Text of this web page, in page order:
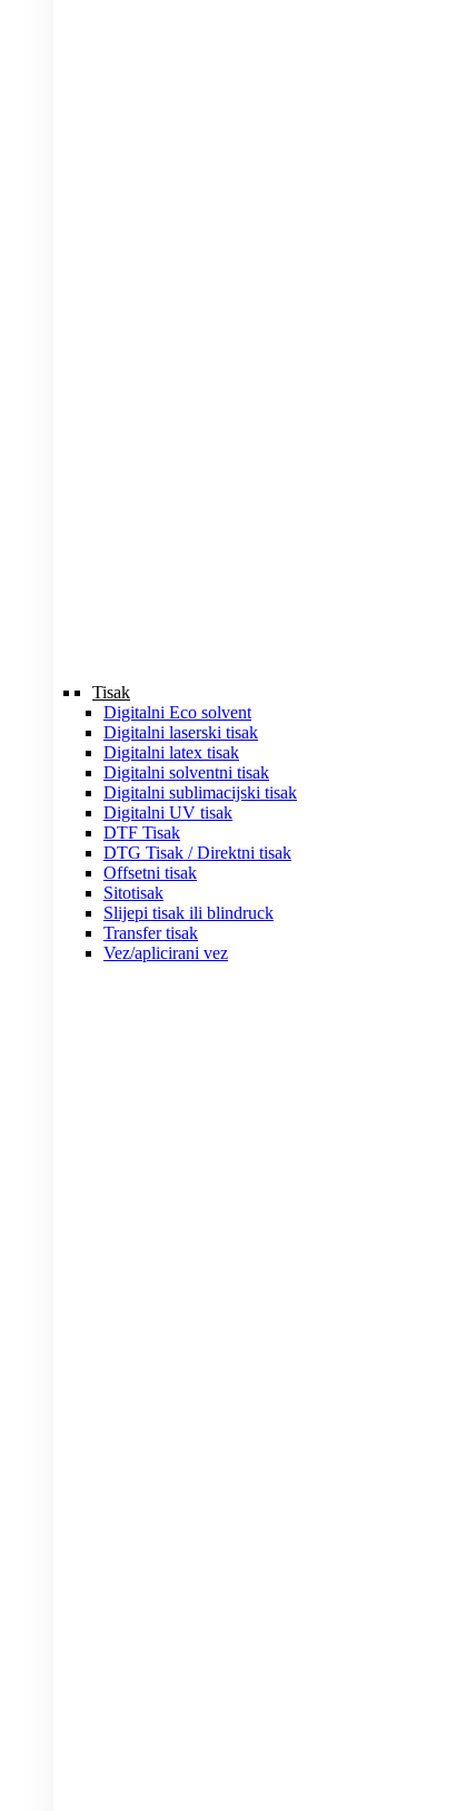
Tisak
Digitalni Eco solvent
Digitalni laserski tisak
Digitalni latex tisak
Digitalni solventni tisak
Digitalni sublimacijski tisak
Digitalni UV tisak
DTF Tisak
DTG Tisak / Direktni tisak
Offsetni tisak
Sitotisak
Slijepi tisak ili blindruck
Transfer tisak
Vez/aplicirani vez